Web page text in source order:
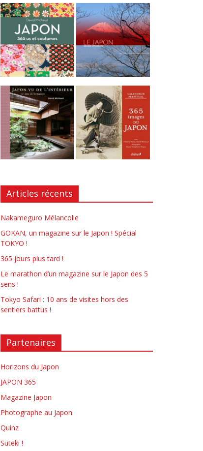
Articles récents
Nakameguro Mélancolie
GOKAN, un magazine sur le Japon ! Spécial
TOKYO !
365 jours plus tard !
Le marathon d’un magazine sur le Japon des 5
sens !
Tokyo Safari : 10 ans de visites hors des
sentiers battus !
Partenaires
Horizons du Japon
JAPON 365
Magazine Japon
Photographe au Japon
Quinz
Suteki !